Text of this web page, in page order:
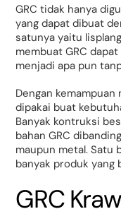
GRC tidak hanya
yang dapat dibuat
satunya yaitu
membuat GRC
menjadi apa pun
Dengan kemampuan
dipakai buat
Banyak kontruksi
bahan GRC
maupun metal. Satu
banyak produk yang
GRC